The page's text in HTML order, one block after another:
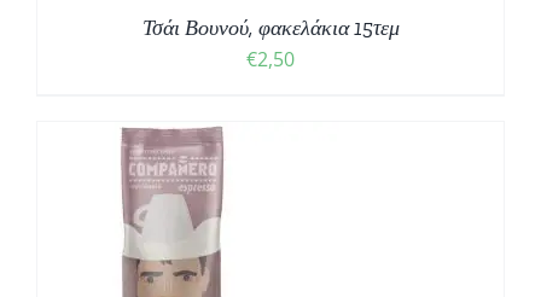
Τσάι Βουνού, φακελάκια 15τεμ
€2,50